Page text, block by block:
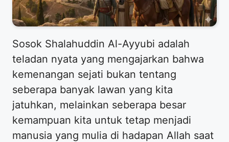
​Sosok Shalahuddin Al-Ayyubi adalah
teladan nyata yang mengajarkan bahwa
kemenangan sejati bukan tentang
seberapa banyak lawan yang kita
jatuhkan, melainkan seberapa besar
kemampuan kita untuk tetap menjadi
manusia yang mulia di hadapan Allah saat